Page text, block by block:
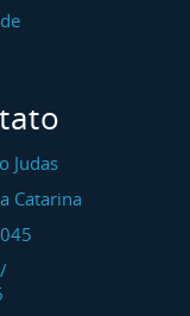
Judas
Catarina
/